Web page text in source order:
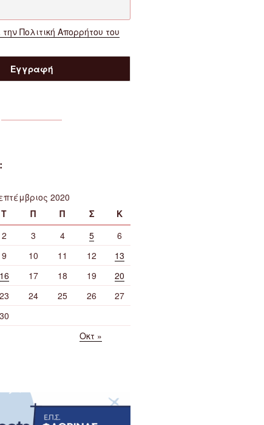
Πολιτική Απορρήτου του
2020
Τ Π Π Σ
Κ
2 3 4 5
6
9 10 11 12
13
16 17 18 19
20
23 24 25 26
27
30
Οκτ »